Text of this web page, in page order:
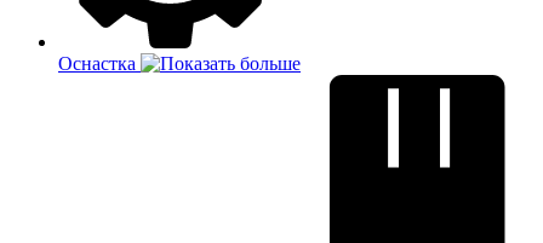
Оснастка